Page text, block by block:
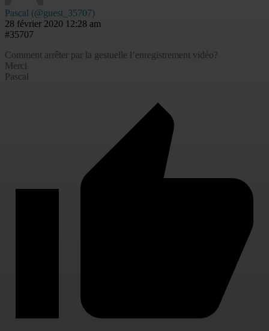
Pascal (@guest_35707)
28 février 2020 12:28 am
#35707
Comment arrêter par la gestuelle l’enregistrement vidéo?
Merci
Pascal